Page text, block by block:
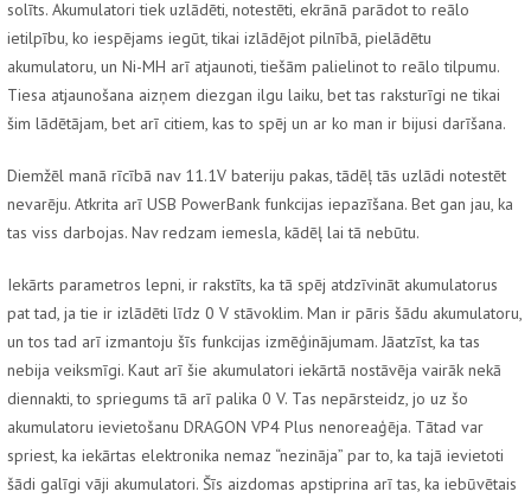
solīts. Akumulatori tiek uzlādēti, notestēti, ekrānā parādot to reālo
ietilpību, ko iespējams iegūt, tikai izlādējot pilnībā, pielādētu
akumulatoru, un Ni-MH arī atjaunoti, tiešām palielinot to reālo tilpumu.
Tiesa atjaunošana aizņem diezgan ilgu laiku, bet tas raksturīgi ne tikai
šim lādētājam, bet arī citiem, kas to spēj un ar ko man ir bijusi darīšana.
Diemžēl manā rīcībā nav 11.1V bateriju pakas, tādēļ tās uzlādi notestēt
nevarēju. Atkrita arī USB PowerBank funkcijas iepazīšana. Bet gan jau, ka
tas viss darbojas. Nav redzam iemesla, kādēļ lai tā nebūtu.
Iekārts parametros lepni, ir rakstīts, ka tā spēj atdzīvināt akumulatorus
pat tad, ja tie ir izlādēti līdz 0 V stāvoklim. Man ir pāris šādu akumulatoru,
un tos tad arī izmantoju šīs funkcijas izmēģinājumam. Jāatzīst, ka tas
nebija veiksmīgi. Kaut arī šie akumulatori iekārtā nostāvēja vairāk nekā
diennakti, to spriegums tā arī palika 0 V. Tas nepārsteidz, jo uz šo
akumulatoru ievietošanu DRAGON VP4 Plus nenoreaģēja. Tātad var
spriest, ka iekārtas elektronika nemaz “nezināja” par to, ka tajā ievietoti
šādi galīgi vāji akumulatori. Šīs aizdomas apstiprina arī tas, ka iebūvētais